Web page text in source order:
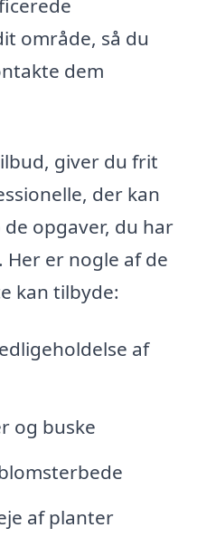
område, så du
dem
giver du frit
der kan
opgaver, du har
er nogle af de
kan tilbyde:
af
og buske
af planter